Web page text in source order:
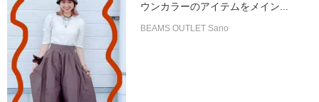
ウンカラーのアイテムをメイン...
BEAMS OUTLET Sano